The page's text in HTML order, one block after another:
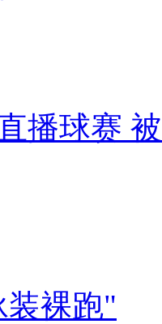
播球赛
装裸跑"